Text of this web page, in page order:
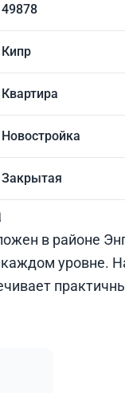
49878
Кипр
Квартира
Новостройка
Закрытая
в районе
уровне.